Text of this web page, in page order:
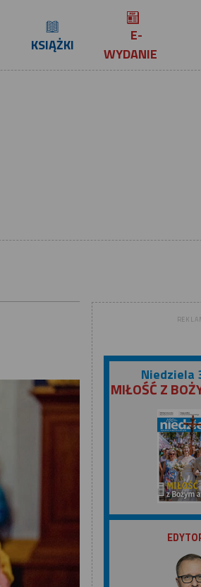
KSIĄŻKI
E-
WYDANIE
Niedziela
MIŁOŚĆ Z